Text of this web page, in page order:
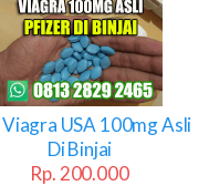
Viagra USA 100mg Asli
Di Binjai
Rp. 200.000